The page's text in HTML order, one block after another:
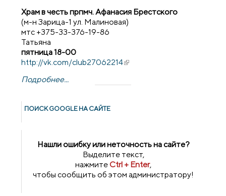
Храм в честь прпмч. Афанасия Брестского
(м-н Зарица-1 ул. Малиновая)
мтс +375-33-376-19-86
Татьяна
пятница 18-00
http://vk.com/club27062214(внешняя ссылка)
Подробнее...
ПОИСК GOОGLE НА САЙТЕ
Нашли ошибку или неточность на сайте?
Выделите текст,
нажмитеCtrl + Enter,
чтобы сообщить об этом администратору!